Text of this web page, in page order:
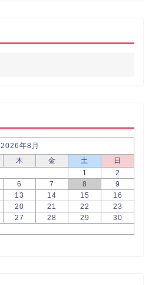
2026年8月
木 金 土
日
1
2
6 7 8
9
13 14 15
16
20 21 22
23
27 28 29
30